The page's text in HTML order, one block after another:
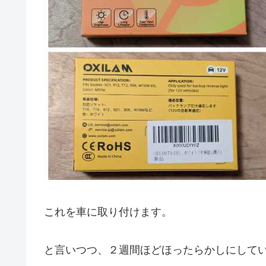
これを車に取り付けます。
と言いつつ、２週間ほどほったらかしにして